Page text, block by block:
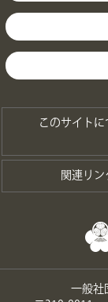
このサイト
関連リン
一般社